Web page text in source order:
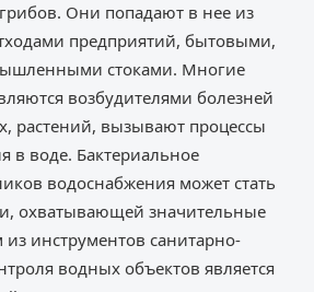
Они попадают в нее из
предприятий, бытовыми,
стоками. Многие
возбудителями болезней
растений, вызывают процессы
в воде. Бактериальное
водоснабжения может стать
охватывающей значительные
инструментов санитарно-
водных объектов является